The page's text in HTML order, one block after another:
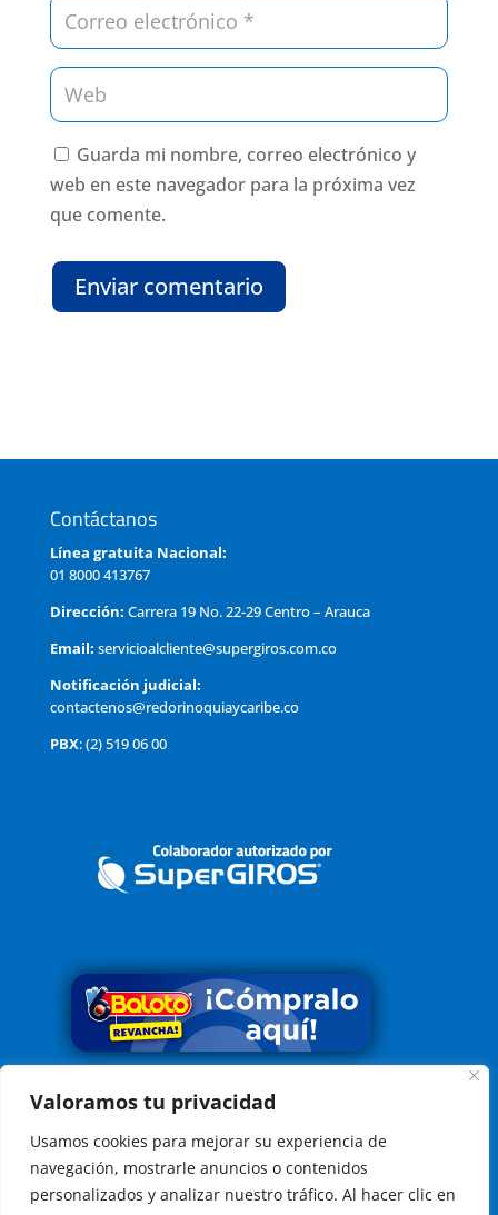
Valoramos tu privacidad
Usamos cookies para mejorar su experiencia de
navegación, mostrarle anuncios o contenidos
personalizados y analizar nuestro tráfico. Al hacer clic en
Guarda mi nombre, correo electrónico y
web en este navegador para la próxima vez
que comente.
Enviar comentario
Contáctanos
Línea gratuita Nacional:
01 8000 413767
Dirección: Carrera 19 No. 22-29 Centro – Arauca
Email: servicioalcliente@supergiros.com.co
Notificación judicial:
contactenos@redorinoquiaycaribe.co
PBX: (2) 519 06 00
Aviso Legal:
El uso de esta página web y sus servicios, es indicación
de aceptación de los